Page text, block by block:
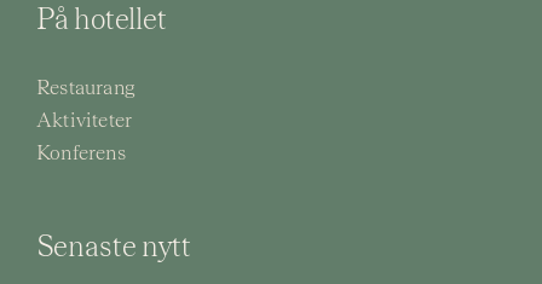
På hotellet
Restaurang
Aktiviteter
Konferens
Senaste nytt